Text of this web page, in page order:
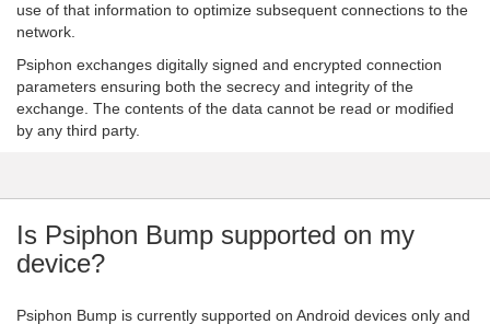
use of that information to optimize subsequent connections to the
network.
Psiphon exchanges digitally signed and encrypted connection
parameters ensuring both the secrecy and integrity of the
exchange. The contents of the data cannot be read or modified
by any third party.
Is Psiphon Bump supported on my
device?
Psiphon Bump is currently supported on Android devices only and